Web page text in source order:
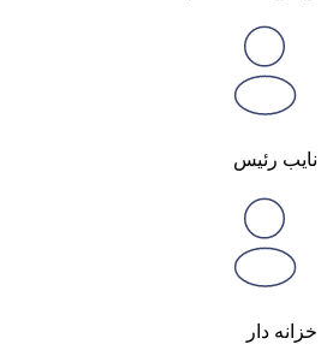
نایب رئیس
خزانه دار